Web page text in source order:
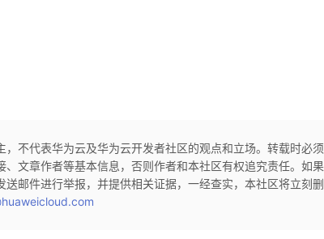
，不代表华为云及华为云开发者社区的观点和立场。转载时必须
文章作者等基本信息，否则作者和本社区有权追究责任。如果
邮件进行举报，并提供相关证据，一经查实，本社区将立刻删